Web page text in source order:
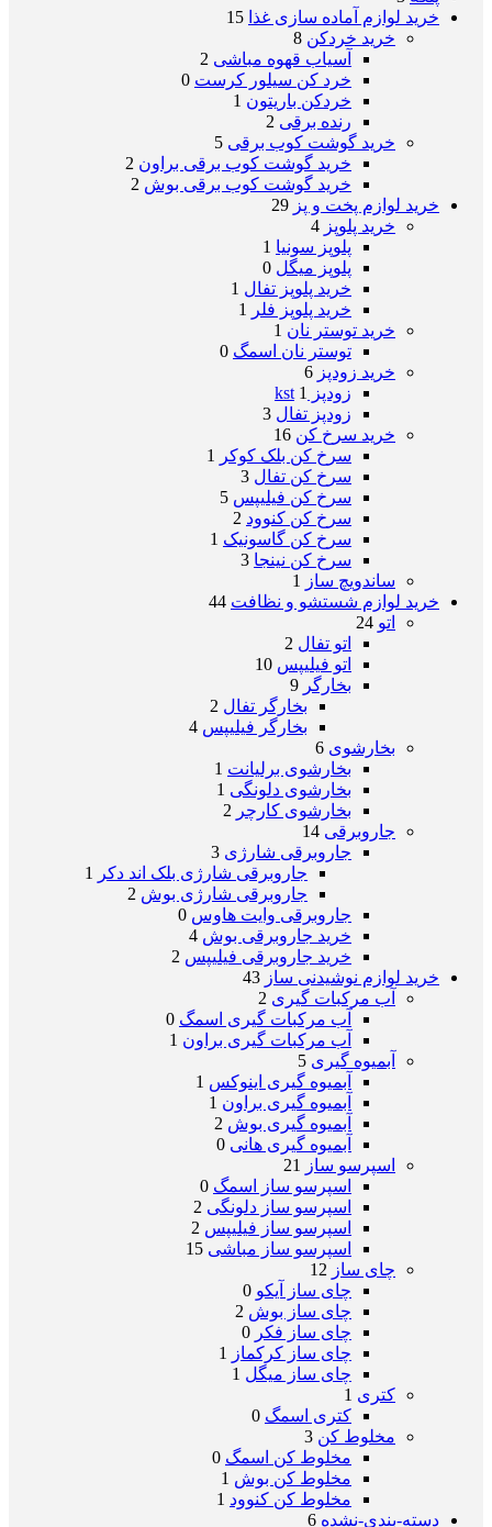
خرید لوازم آماده سازی غذا 15
خرید خردکن 8
آسیاب قهوه مباشی 2
خرد کن سیلور کرست 0
خردکن باریتون 1
رنده برقی 2
خرید گوشت کوب برقی 5
خرید گوشت کوب برقی براون 2
خرید گوشت کوب برقی بوش 2
خرید لوازم پخت و پز 29
خرید پلوپز 4
پلوپز سونیا 1
پلوپز میگل 0
خرید پلوپز تفال 1
خرید پلوپز فلر
1
خرید توستر نان 1
توستر نان اسمگ 0
خرید زودپز 6
زودپز kst
1
زودپز تفال 3
خرید سرخ کن 16
سرخ کن بلک کوکر
1
سرخ کن تفال 3
سرخ کن فیلیپس 5
سرخ کن کنوود 2
سرخ کن گاسونیک 1
سرخ کن نینجا 3
ساندویچ ساز
1
خرید لوازم شستشو و نظافت 44
اتو 24
اتو تفال 2
اتو فیلیپس 10
بخارگر 9
بخارگر تفال 2
بخارگر فیلیپس 4
بخارشوی 6
بخارشوی برلیانت 1
بخارشوی دلونگی 1
بخارشوی کارچر 2
جاروبرقی 14
جاروبرقی شارژی 3
جاروبرقی شارژی بلک اند دکر
1
جاروبرقی شارژی بوش 2
جاروبرقی وایت هاوس 0
خرید جاروبرقی بوش 4
خرید جاروبرقی فیلیپس 2
خرید لوازم نوشیدنی ساز 43
آب مرکبات گیری 2
آب مرکبات گیری اسمگ 0
آب مرکبات گیری براون 1
آبمیوه گیری 5
آبمیوه گیری اینوکس 1
آبمیوه گیری براون 1
آبمیوه گیری بوش 2
آبمیوه گیری هانی 0
اسپرسو ساز
21
اسپرسو ساز اسمگ 0
اسپرسو ساز دلونگی 2
اسپرسو ساز فیلیپس 2
اسپرسو ساز مباشی 15
چای ساز 12
چای ساز آیکو 0
چای ساز بوش 2
چای ساز فکر 0
چای ساز کرکماز
1
چای ساز میگل 1
کتری 1
کتری اسمگ 0
مخلوط کن 3
مخلوط کن اسمگ 0
مخلوط کن بوش 1
مخلوط کن کنوود 1
دسته-بندی-نشده 6